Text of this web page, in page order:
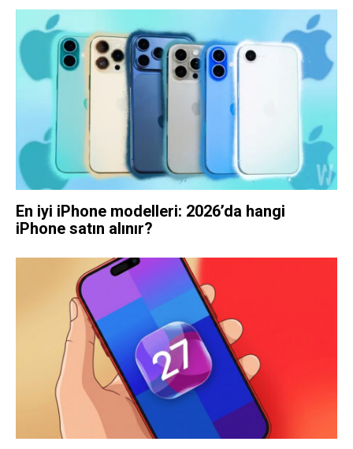
En iyi iPhone modelleri: 2026’da hangi
iPhone satın alınır?